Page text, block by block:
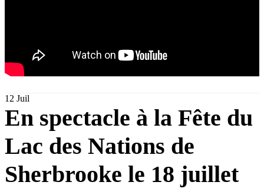
12 Juil
En spectacle à la Fête du
Lac des Nations de
Sherbrooke le 18 juillet